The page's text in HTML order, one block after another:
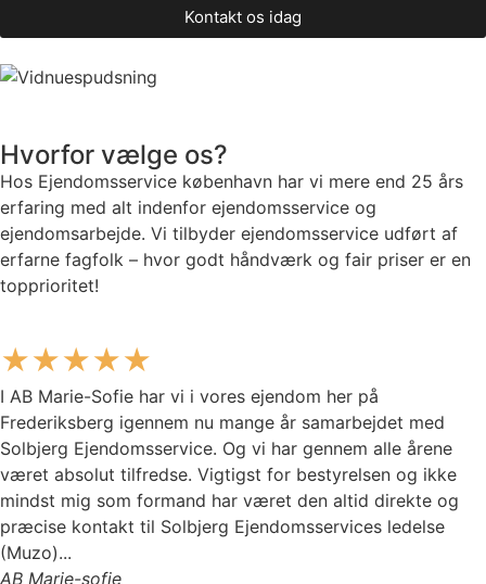
Kontakt os idag
Hvorfor vælge os?
Hos Ejendomsservice københavn har vi mere end 25 års
erfaring med alt indenfor ejendomsservice og
ejendomsarbejde. Vi tilbyder ejendomsservice udført af
erfarne fagfolk – hvor godt håndværk og fair priser er en
topprioritet!
★★★★★
I AB Marie-Sofie har vi i vores ejendom her på
Frederiksberg igennem nu mange år samarbejdet med
Solbjerg Ejendomsservice. Og vi har gennem alle årene
været absolut tilfredse. Vigtigst for bestyrelsen og ikke
mindst mig som formand har været den altid direkte og
præcise kontakt til Solbjerg Ejendomsservices ledelse
(Muzo)...
AB Marie-sofie